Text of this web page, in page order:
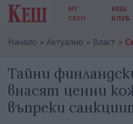
MY
CASH
КЕШ
КЛУБ
Начало Актуално Власт
Тайни
внасят ценни
въпреки